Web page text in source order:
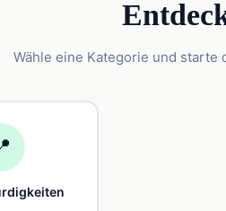
Wähle eine Kategorie und starte